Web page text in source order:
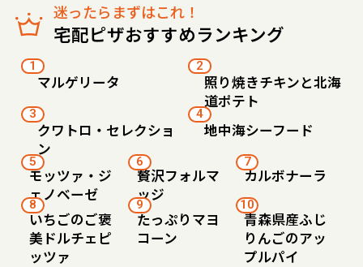
迷ったらまずはこれ！
宅配ピザおすすめランキング
1
マルゲリータ
2
照り焼きチキンと北海
道ポテト
3
クワトロ・セレクショ
ン
4
地中海シーフード
5
モッツァ・ジ
ェノベーゼ
6
贅沢フォルマ
ッジ
7
カルボナーラ
8
いちごのご褒
美ドルチェピ
ッツァ
9
たっぷりマヨ
コーン
10
青森県産ふじ
りんごのアッ
プルパイ